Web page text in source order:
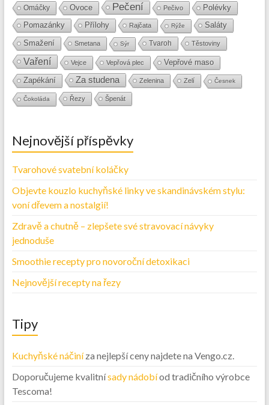
Omáčky Ovoce Pečení Pečivo Polévky
Pomazánky Přílohy Rajčata Rýže
Saláty
Smažení
Smetana Sýr Tvaroh Těstoviny
Vaření Vejce Vepřová plec
Vepřové maso
Zapékání
Za studena Zelenina Zelí Česnek
Čokoláda Řezy Špenát
Nejnovější příspěvky
Tvarohové svatební koláčky
Objevte kouzlo kuchyňské linky ve skandinávském stylu:
voní dřevem a nostalgií!
Zdravě a chutně – zlepšete své stravovací návyky
jednoduše
Smoothie recepty pro novoroční detoxikaci
Nejnovější recepty na řezy
Tipy
Kuchyňské náčiníza nejlepší ceny najdete na Vengo.cz.
Doporučujeme kvalitnísady nádobíod tradičního výrobce
Tescoma!